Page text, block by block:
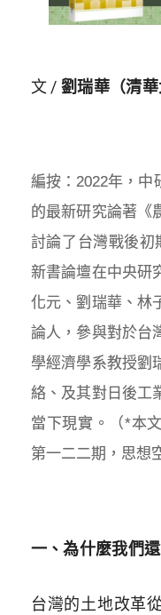
文 /劉瑞華（清華
編按：2022年，中
的最新研究論著《
討論了台灣戰後初
新書論壇在中央研
化元、劉瑞華、林
論人，參與對於台
學經濟學系教授劉
絡、及其對日後工
當下現實。（*本
第一二二期，思想
一、為什麼我們
台灣的土地改革